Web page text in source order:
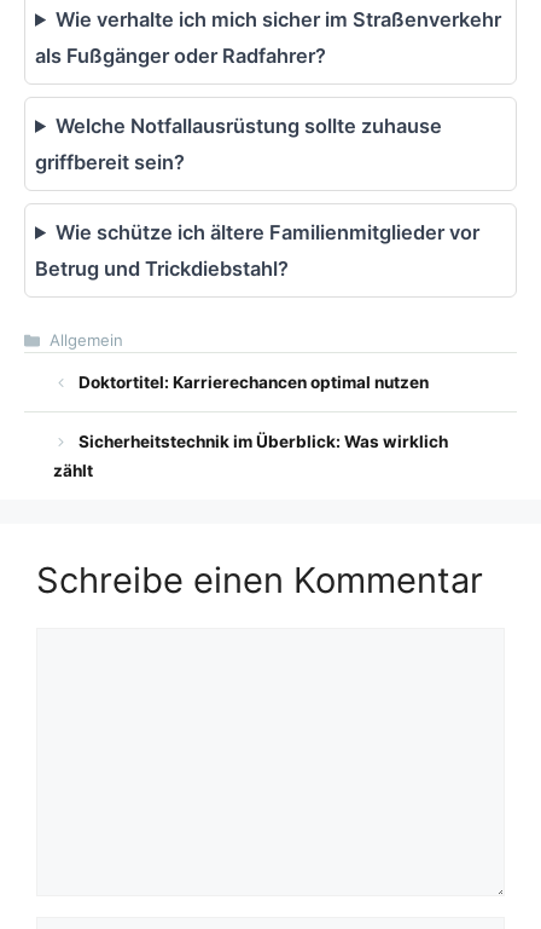
Wie verhalte ich mich sicher im Straßenverkehr
als Fußgänger oder Radfahrer?
Welche Notfallausrüstung sollte zuhause
griffbereit sein?
Wie schütze ich ältere Familienmitglieder vor
Betrug und Trickdiebstahl?
Kategorien
Allgemein
Doktortitel: Karrierechancen optimal nutzen
Sicherheitstechnik im Überblick: Was wirklich
zählt
Schreibe einen Kommentar